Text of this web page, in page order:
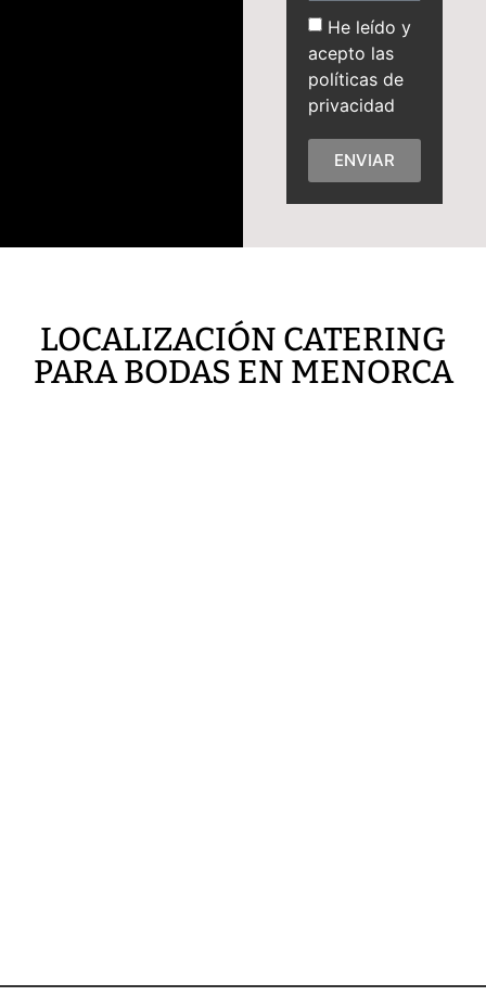
He leído y
acepto las
políticas de
privacidad
ENVIAR
LOCALIZACIÓN CATERING
PARA BODAS EN MENORCA